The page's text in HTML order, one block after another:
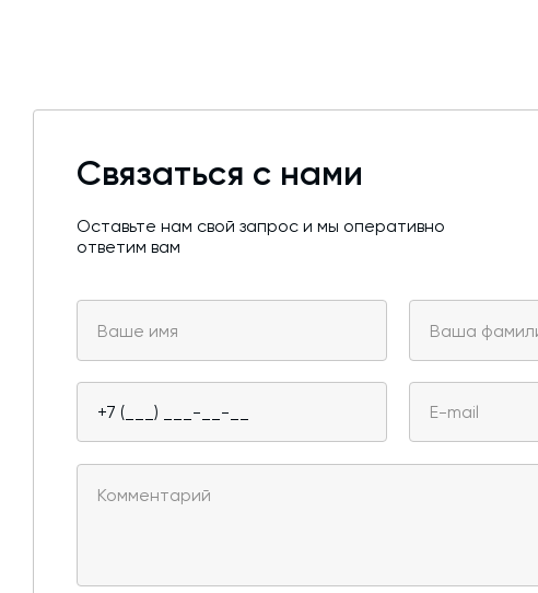
Связаться с нами
Оставьте нам свой запрос и мы оперативно
ответим вам